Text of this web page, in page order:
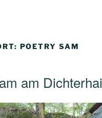
POETRY SAM
am